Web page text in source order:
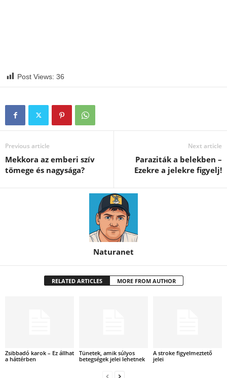
Post Views: 36
Previous article
Mekkora az emberi szív
tömege és nagysága?
Next article
Paraziták a belekben –
Ezekre a jelekre figyelj!
Naturanet
RELATED ARTICLES MORE FROM AUTHOR
Zsibbadó karok – Ez állhat
a háttérben
Tünetek, amik súlyos
betegségek jelei lehetnek
A stroke figyelmeztető
jelei